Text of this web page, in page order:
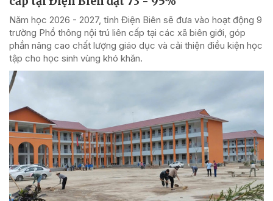
Năm học 2026 - 2027, tỉnh Điện Biên sẽ đưa vào hoạt động 9
trường Phổ thông nội trú liên cấp tại các xã biên giới, góp
phần nâng cao chất lượng giáo dục và cải thiện điều kiện học
tập cho học sinh vùng khó khăn.